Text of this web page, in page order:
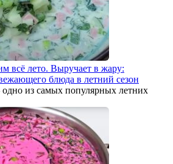
всё лето. Выручает в жару:
блюда в летний сезон
из самых популярных летних